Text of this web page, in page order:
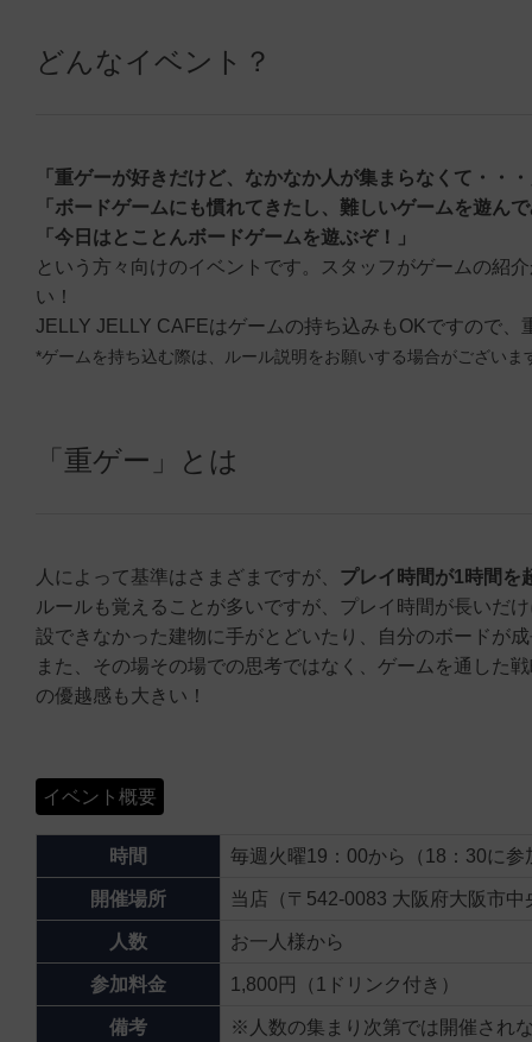
どんなイベント？
「重ゲーが好きだけど、なかなか人が集まらなくて・・
「ボードゲームにも慣れてきたし、難しいゲームを遊ん
「今日はとことんボードゲームを遊ぶぞ！」
という方々向けのイベントです。スタッフがゲームの紹
い！
JELLY JELLY CAFEはゲームの持ち込みもOKですので
*ゲームを持ち込む際は、ルール説明をお願いする場合がござい
「重ゲー」とは
人によって基準はさまざまですが、 プレイ時間が1時間を
ルールも覚えることが多いですが、プレイ時間が長いだ
設できなかった建物に手がとどいたり、自分のボードが
また、その場その場での思考ではなく、ゲームを通した
の優越感も大きい！
イベント概要
時間 毎週火曜19：00から（18：30に
開催場所 当店（〒542-0083 大阪府大阪市
人数 お一人様から
参加料金 1,800円（1ドリンク付き）
備考 ※人数の集まり次第では開催され